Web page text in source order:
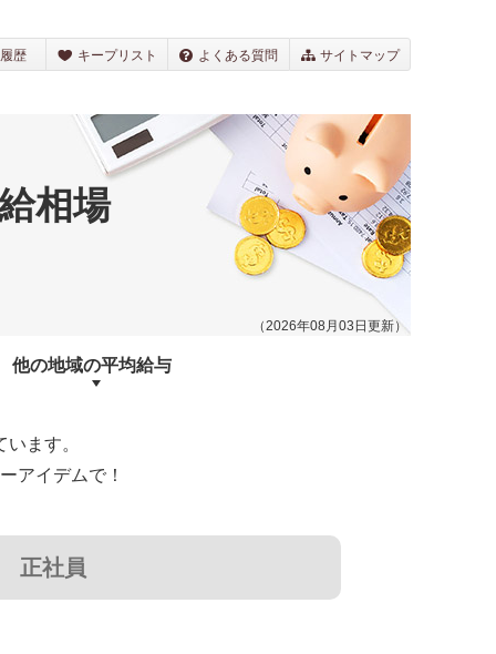
歴 キープリスト よくある質問 サイトマップ
相場
（2026年08月03日更新）
他の地域の平均給与
ます。
アイデムで！
正社員